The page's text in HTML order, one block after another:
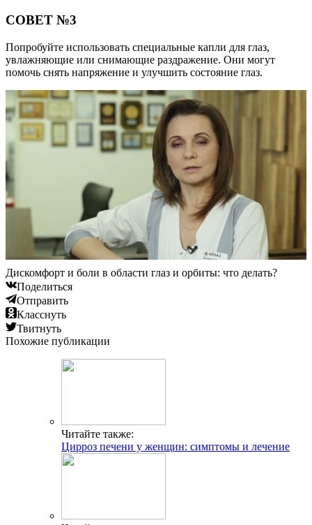
СОВЕТ №3
Попробуйте использовать специальные капли для глаз,
увлажняющие или снимающие раздражение. Они могут
помочь снять напряжение и улучшить состояние глаз.
Дискомфорт и боли в области глаз и орбиты: что делать?
Поделиться
Отправить
Класснуть
Твитнуть
Похожие публикации
Читайте также:
Цирроз печени у женщин: симптомы и лечение